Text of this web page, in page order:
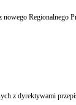
Regionalnego
z dyrektywami